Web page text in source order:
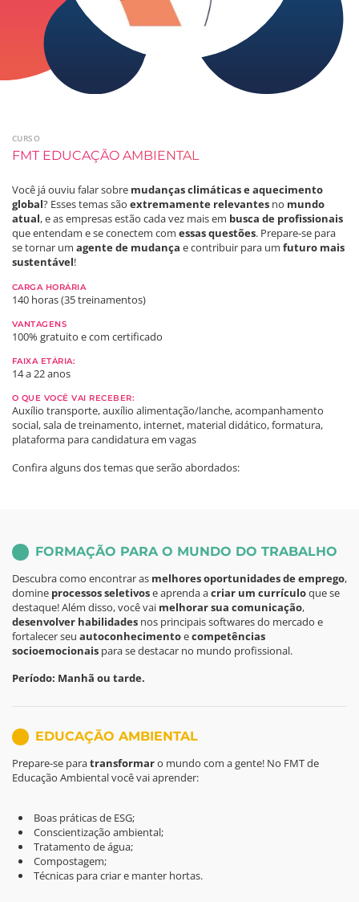
CURSO
FMT EDUCAÇÃO AMBIENTAL
Você já ouviu falar sobre mudanças climáticas e aquecimento
global? Esses temas são extremamente relevantes no mundo
atual, e as empresas estão cada vez mais em busca de profissionais
que entendam e se conectem com essas questões. Prepare-se para
se tornar um agente de mudança e contribuir para um futuro mais
sustentável!
CARGA HORÁRIA
140 horas (35 treinamentos)
VANTAGENS
100% gratuito e com certificado
FAIXA ETÁRIA:
14 a 22 anos
O QUE VOCÊ VAI RECEBER:
Auxílio transporte, auxílio alimentação/lanche, acompanhamento
social, sala de treinamento, internet, material didático, formatura,
plataforma para candidatura em vagas
Confira alguns dos temas que serão abordados:
FORMAÇÃO PARA O MUNDO DO TRABALHO
Descubra como encontrar as melhores oportunidades de emprego,
domine processos seletivose aprenda acriar um currículoque se
destaque! Além disso, você vai melhorar sua comunicação,
desenvolver habilidades nos principais softwares do mercado e
fortalecer seu autoconhecimentoecompetências
socioemocionais para se destacar no mundo profissional.
Período: Manhã ou tarde.
EDUCAÇÃO AMBIENTAL
Prepare-se paratransformaro mundo com a gente! No FMT de
Educação Ambiental você vai aprender:
Boas práticas de ESG;
Conscientização ambiental;
Tratamento de água;
Compostagem;
Técnicas para criar e manter hortas.